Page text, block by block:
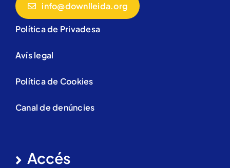
info@downlleida.org
Política de Privadesa
Avís legal
Política de Cookies
Canal de denúncies
Accés